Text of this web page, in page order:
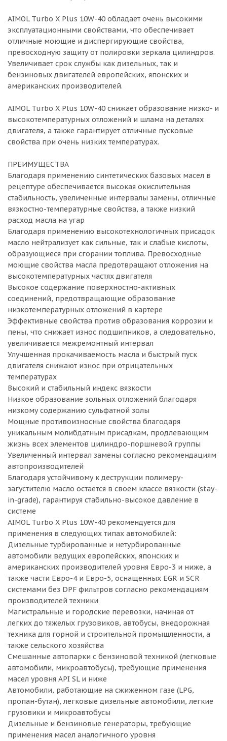
AIMOL Turbo X Plus 10W-40 обладает очень высокими
эксплуатационными свойствами, что обеспечивает
отличные моющие и диспергирующие свойства,
превосходную защиту от полировки зеркала цилиндров.
Увеличивает срок службы как дизельных, так и
бензиновых двигателей европейских, японских и
американских производителей.
AIMOL Turbo X Plus 10W-40 снижает образование низко- и
высокотемпературных отложений и шлама на деталях
двигателя, а также гарантирует отличные пусковые
свойства при очень низких температурах.
ПРЕИМУЩЕСТВА
Благодаря применению синтетических базовых масел в
рецептуре обеспечивается высокая окислительная
стабильность, увеличенные интервалы замены, отличные
вязкостно-температурные свойства, а также низкий
расход масла на угар
Благодаря применению высокотехнологичных присадок
масло нейтрализует как сильные, так и слабые кислоты,
образующиеся при сгорании топлива. Превосходные
моющие свойства масла предотвращают отложения на
высокотемпературных частях двигателя
Высокое содержание поверхностно-активных
соединений, предотвращающие образование
низкотемпературных отложений в картере
Эффективные свойства против образования коррозии и
пены, что снижает износ подшипников, а следовательно,
увеличивается межремонтный интервал
Улучшенная прокачиваемость масла и быстрый пуск
двигателя снижают износ при отрицательных
температурах
Высокий и стабильный индекс вязкости
Низкое образование зольных отложений благодаря
низкому содержанию сульфатной золы
Мощные противоизносные свойства благодаря
уникальным молибдатным присадкам, продлевающим
жизнь всех элементов цилиндро-поршневой группы
Увеличенный интервал замены согласно рекомендациям
автопроизводителей
Благодаря устойчивому к деструкции полимеру-
загустителю масло остается в своем классе вязкости (stay-
in-grade), гарантируя стабильно-высокое давление в
системе
AIMOL Turbo X Plus 10W-40 рекомендуется для
применения в следующих типах автомобилей:
Дизельные турбированные и нетурбированные
автомобили ведущих европейских, японских и
американских производителей уровня Евро-3 и ниже, а
также части Евро-4 и Евро-5, оснащенных EGR и SCR
системами без DPF фильтров согласно рекомендациям
производителей техники
Магистральные и городские перевозки, начиная от
легких до тяжелых грузовиков, автобусы, внедорожная
техника для горной и строительной промышленности, а
также сельского хозяйства
Смешанные автопарки с бензиновой техникой (легковые
автомобили, микроавтобусы), требующие применения
масел уровня API SL и ниже
Автомобили, работающие на сжиженном газе (LPG,
пропан-бутан), легковые дизельные автомобили, легкие
грузовики и микроавтобусы
Дизельные и бензиновые генераторы, требующие
применения масел аналогичного уровня